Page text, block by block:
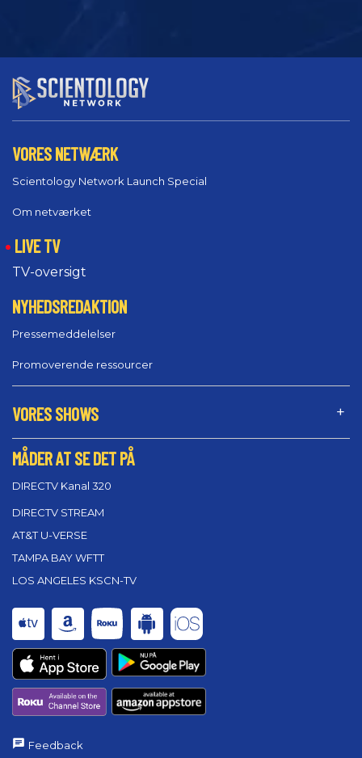
VORES NETWÆRK
Scientology Network Launch Special
Om netværket
LIVE TV
TV-oversigt
NYHEDSREDAKTION
Pressemeddelelser
Promoverende ressourcer
VORES SHOWS
MÅDER AT SE DET PÅ
DIRECTV Kanal 320
DIRECTV STREAM
AT&T U-VERSE
TAMPA BAY WFTT
LOS ANGELES KSCN-TV
Feedback